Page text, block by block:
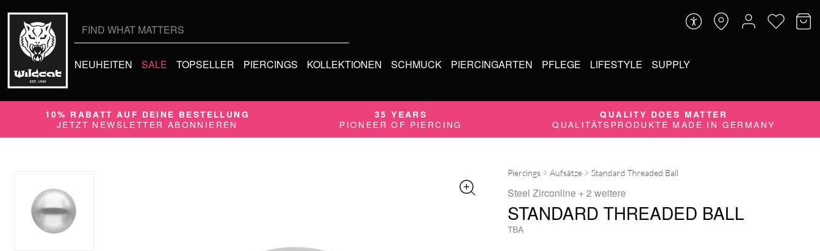
NEUHEITEN SALE TOPSELLER PIERCINGS KOLLEKTIONEN SCHMUCK PIERCINGARTEN PFLEGE LIFESTYLE SUPPLY
10% RABATT AUF DEINE BESTELLUNG
JETZT NEWSLETTER ABONNIEREN
35 YEARS
PIONEER OF PIERCING
QUALITY DOES MATTER
QUALITÄTSPRODUKTE MADE IN GERMANY
Piercings Aufsätze Standard Threaded Ball
Steel Zirconline + 2 weitere
STANDARD THREADED BALL
TBA